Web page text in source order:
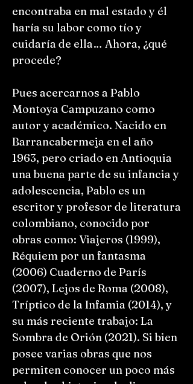
encontraba en mal estado y él
haría su labor como tío y
cuidaría de ella… Ahora, ¿qué
procede?
Pues acercarnos a Pablo
Montoya Campuzano como
autor y académico. Nacido en
Barrancabermeja en el año
1963, pero criado en Antioquia
una buena parte de su infancia y
adolescencia, Pablo es un
escritor y profesor de literatura
colombiano, conocido por
obras como: Viajeros (1999),
Réquiem por un fantasma
(2006) Cuaderno de París
(2007), Lejos de Roma (2008),
Tríptico de la Infamia (2014), y
su más reciente trabajo: La
Sombra de Orión (2021). Si bien
posee varias obras que nos
permiten conocer un poco más